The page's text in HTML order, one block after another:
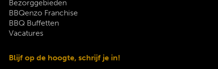
Bezorggebieden
BBQenzo Franchise
BBQ Buffetten
Vacatures
Blijf op de hoogte, schrijf je in!